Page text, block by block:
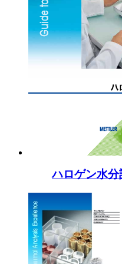
ハロゲン水